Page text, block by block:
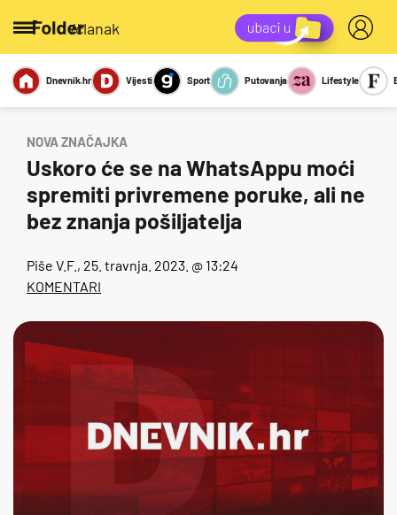
/članak
Miks Kviz
Report
Sexy
Dnevnik.hr Vijesti Sport Putovanja Lifestyle
NOVA ZNAČAJKA
Uskoro će se na WhatsAppu moći
spremiti privremene poruke, ali ne
bez znanja pošiljatelja
Piše V.F. , 25. travnja. 2023. @ 13:24
KOMENTARI